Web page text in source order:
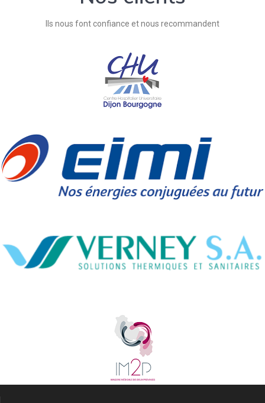
Ils nous font confiance et nous recommandent